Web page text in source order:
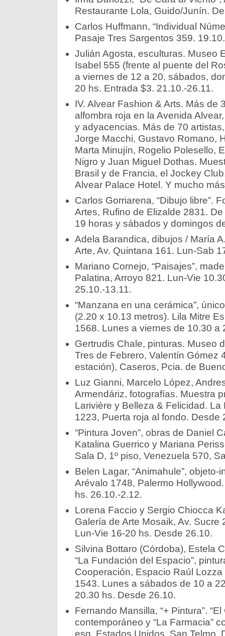
Restaurante Lola, Guido/Junín.
Carlos Huffmann, “Individual
Pasaje Tres Sargentos 359.
Julián Agosta, esculturas. Museo
Isabel 555 (frente al puente del
a viernes de 12 a 20, sábados,
20 hs. Entrada $3. 21.10.-26.11.
IV. Alvear Fashion & Arts. Más de
alfombra roja en la Avenida
y adyacencias. Más de 70
Jorge Macchi, Gustavo Romano,
Marta Minujín, Rogelio Polesello,
Nigro y Juan Miguel Dothas.
Brasil y de Francia, el Jockey
Alvear Palace Hotel. Y mucho
Carlos Gorriarena, “Dibujo libre”.
Artes, Rufino de Elizalde 2831.
19 horas y sábados y domingos
Adela Barandica, dibujos / María
Arte, Av. Quintana 161. Lun-Sab
Mariano Cornejo, “Paisajes”,
Palatina, Arroyo 821. Lun-Vie
25.10.-13.11.
“Manzana en una cerámica”,
(2.20 x 10.13 metros). Lila Mitre
1568. Lunes a viernes de 10.30 a
Gertrudis Chale, pinturas. Museo
Tres de Febrero, Valentín Gómez
estación), Caseros, Pcia. de
Luz Gianni, Marcelo López,
Armendáriz, fotografías. Muestra
Larivière y Belleza & Felicidad.
1223, Puerta roja al fondo. Desde
“Pintura Joven”, obras de Daniel
Katalina Guerrico y Mariana
Sala D, 1º piso, Venezuela 570,
Belen Lagar, “Animahule”, objeto-
Arévalo 1748, Palermo
hs. 26.10.-2.12.
Lorena Faccio y Sergio Chiocca
Galería de Arte Mosaik, Av. Sucre
Lun-Vie 16-20 hs. Desde 26.10.
Silvina Bottaro (Córdoba), Estela
“La Fundación del Espacio”,
Cooperación, Espacio Raúl Lozza
1543. Lunes a sábados de 10 a
20.30 hs. Desde 26.10.
Fernando Mansilla, “+ Pintura”. “El
contemporáneo y “La Farmacia”
esq. Estados Unidos, San Telmo.